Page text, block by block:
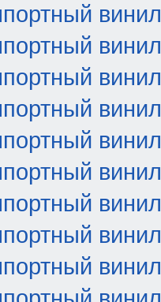
винил
винил
винил
винил
винил
винил
винил
винил
винил